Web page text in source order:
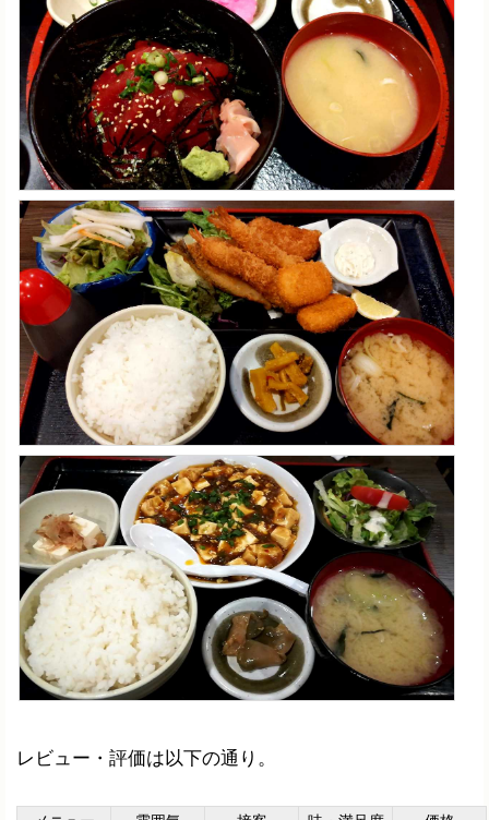
レビュー・評価は以下の通り。